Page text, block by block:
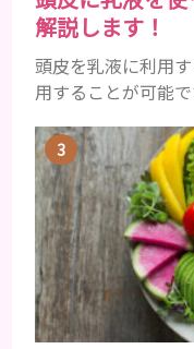
解説します！
頭皮を乳液に利用
用することが可能
まれた化粧品 乳液
合されている化粧
のほとんどが水分
いる点が違いとい
昧なものとしてロ
分が豊富に含まれ